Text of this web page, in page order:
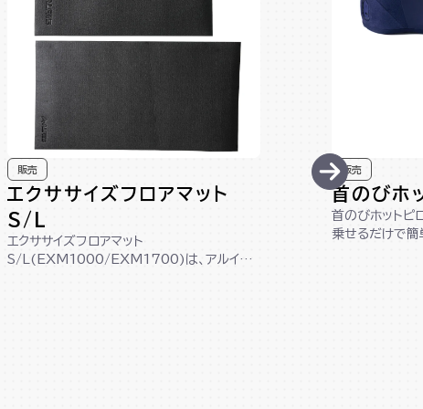
販売
エクササイズフロアマット
S/L
エクササイズフロアマット
S/L(EXM1000/EXM1700)は、アルイン
販売
首のびホ
首のびホット
乗せるだけで簡